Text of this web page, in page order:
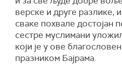
верске и друге разлике,
сваке похвале достојан
сестре муслимани
који је у ове
празником Бајрама.